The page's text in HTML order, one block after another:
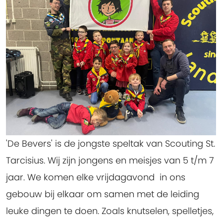
'De Bevers' is de jongste speltak van Scouting St.
Tarcisius. Wij zijn jongens en meisjes van 5 t/m 7
jaar. We komen elke vrijdagavond in ons
gebouw bij elkaar om samen met de leiding
leuke dingen te doen. Zoals knutselen, spelletjes,